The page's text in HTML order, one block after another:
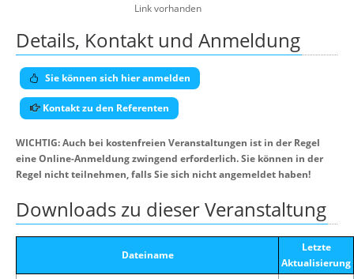
Link vorhanden
Details, Kontakt und Anmeldung
Sie können sich hier anmelden
Kontakt zu den Referenten
WICHTIG: Auch bei kostenfreien Veranstaltungen ist in der Regel
eine Online-Anmeldung zwingend erforderlich. Sie können in der
Regel nicht teilnehmen, falls Sie sich nicht angemeldet haben!
Downloads zu dieser Veranstaltung
Dateiname
Letzte
Aktualisierung